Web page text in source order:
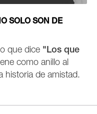
SOLO SON DE
que dice "Los que
como anillo al
historia de amistad.